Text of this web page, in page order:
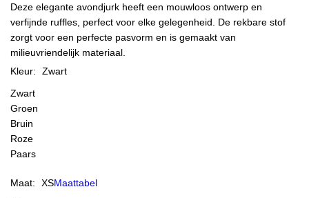
prijs
Deze elegante avondjurk heeft een mouwloos ontwerp en
verfijnde ruffles, perfect voor elke gelegenheid. De rekbare stof
zorgt voor een perfecte pasvorm en is gemaakt van
milieuvriendelijk materiaal.
Kleur:
Zwart
Zwart
Groen
Bruin
Roze
Paars
Maat: XSMaattabel